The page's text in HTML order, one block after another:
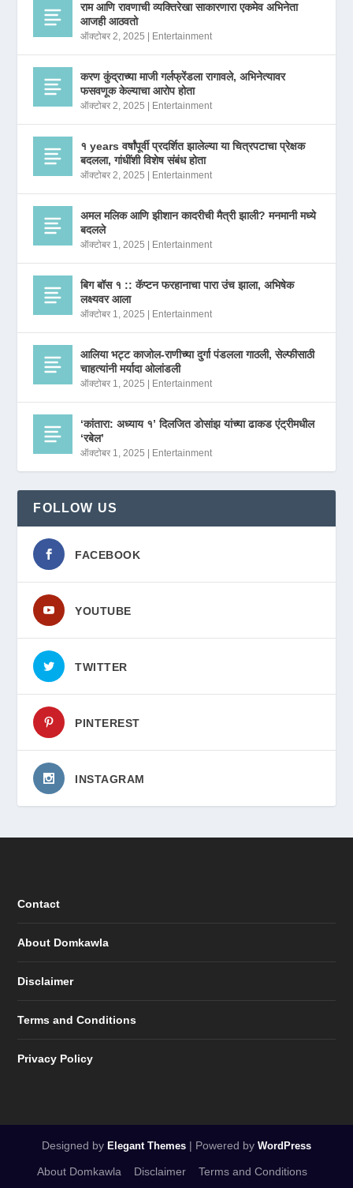
राम आणि रावणाची व्यक्तिरेखा साकारणारा एकमेव अभिनेता
आजही आठवतो
ऑक्टोबर 2, 2025 Entertainment
करण कुंद्राच्या माजी गर्लफ्रेंडला रागावले, अभिनेत्यावर
फसवणूक केल्याचा आरोप होता
ऑक्टोबर 2, 2025 Entertainment
१ years वर्षांपूर्वी प्रदर्शित झालेल्या या चित्रपटाचा प्रेक्षक
बदलला, गांधींशी विशेष संबंध होता
ऑक्टोबर 2, 2025 Entertainment
अमल मलिक आणि झीशान कादरीची मैत्री झाली? मनमानी मध्ये
बदलले
ऑक्टोबर 1, 2025 Entertainment
बिग बॉस १ :: कॅप्टन फरहानाचा पारा उंच झाला, अभिषेक
लक्ष्यवर आला
ऑक्टोबर 1, 2025 Entertainment
आलिया भट्ट काजोल-राणीच्या दुर्गा पंडलला गाठली, सेल्फीसाठी
चाहत्यांनी मर्यादा ओलांडली
ऑक्टोबर 1, 2025 Entertainment
‘कांतारा: अध्याय १’ दिलजित डोसांझ यांच्या ढाकड एंट्रीमधील
‘रबेल’
ऑक्टोबर 1, 2025 Entertainment
FOLLOW US
FACEBOOK
YOUTUBE
TWITTER
PINTEREST
INSTAGRAM
Contact
About Domkawla
Disclaimer
Terms and Conditions
Privacy Policy
Designed by Elegant Themes | Powered by WordPress
About Domkawla Disclaimer Terms and Conditions